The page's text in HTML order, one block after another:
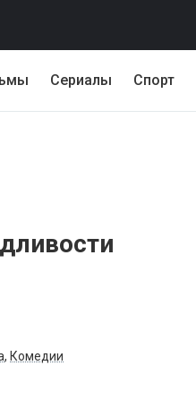
Сериалы Спорт
, Комедии